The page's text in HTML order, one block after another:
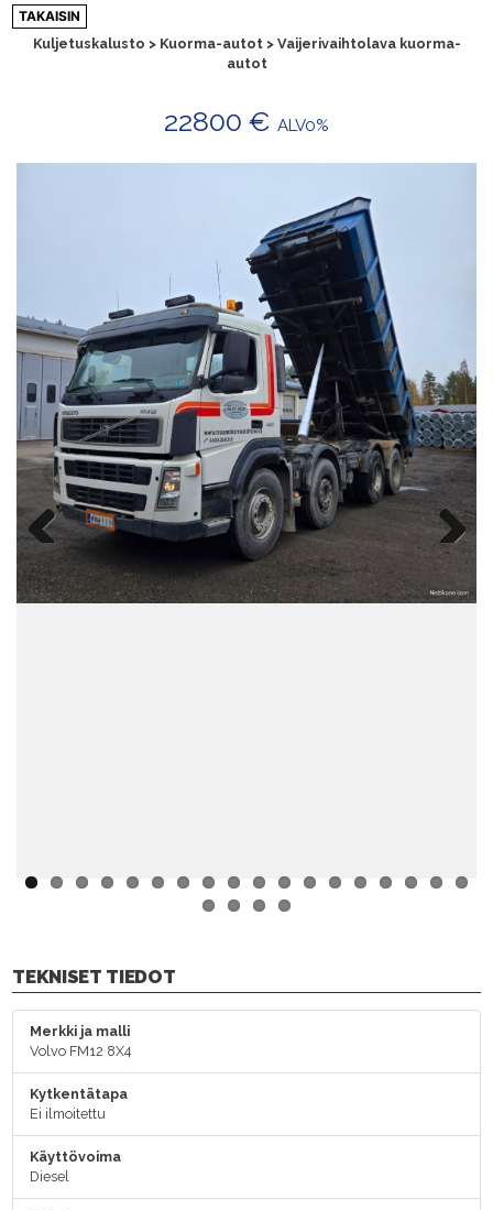
Siirry
sisältöön
TAKAISIN
Kuljetuskalusto > Kuorma-autot > Vaijerivaihtolava kuorma-
autot
22800 € ALV0%
Previ
ous
Next
TEKNISET TIEDOT
Merkki ja malli
Volvo FM12 8X4
Kytkentätapa
Ei ilmoitettu
Käyttövoima
Diesel